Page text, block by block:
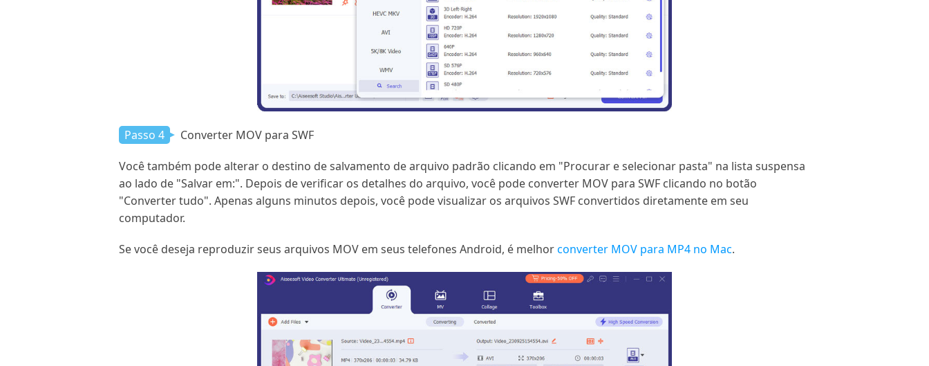
Passo 4 Converter MOV para SWF
Você também pode alterar o destino de salvamento de arquivo padrão clicando em "Procurar e selecionar pasta" na lista suspensa
ao lado de "Salvar em:". Depois de verificar os detalhes do arquivo, você pode converter MOV para SWF clicando no botão
"Converter tudo". Apenas alguns minutos depois, você pode visualizar os arquivos SWF convertidos diretamente em seu
computador.
Se você deseja reproduzir seus arquivos MOV em seus telefones Android, é melhorconverter MOV para MP4 no Mac.